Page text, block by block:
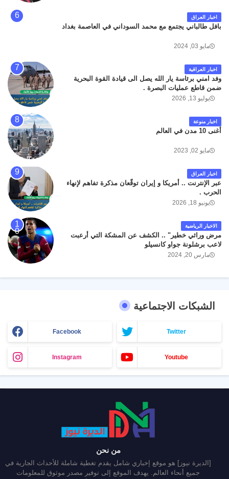
اخبار العراق
بافل طالباني يجتمع مع محمد السوداني في العاصمة بغداد
مايو 03, 2024
اخبار العراقية
وفد امني برئاسة يار الله يصل الى قيادة القوة البحرية
ضمن قاطع عمليات البصرة .
يوليو 13, 2026
اخبار منوعة
أغنى 10 مدن في العالم
مايو 02, 2023
اخبار العراق
عبر الإنترنت .. أمريكا و إيران توقّعان مذكرة تفاهم لإنهاء
الحرب .
يونيو 18, 2026
الاخبار الرياضية
مرض وراثي خطير" .. الكشف عن المشكة التي أرعبت
لاعب برشلونة جواو كانسيلو
مارس 20, 2024
الشبكات الاجتماعية
Facebook Twitter
Instagram Youtube
من نحن
[الديرة نيوز] هو موقع إخباري شامل يقدم تغطية شاملة للأحداث الجارية في
جميع أنحاء العالم. يهدف الموقع إلى توفير مصدر موثوق للمعلومات